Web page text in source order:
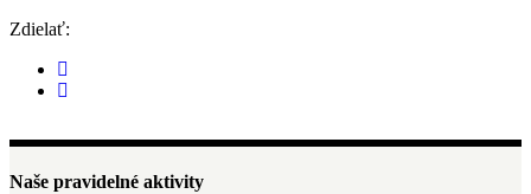
Zdielať:
Naše pravidelné aktivity